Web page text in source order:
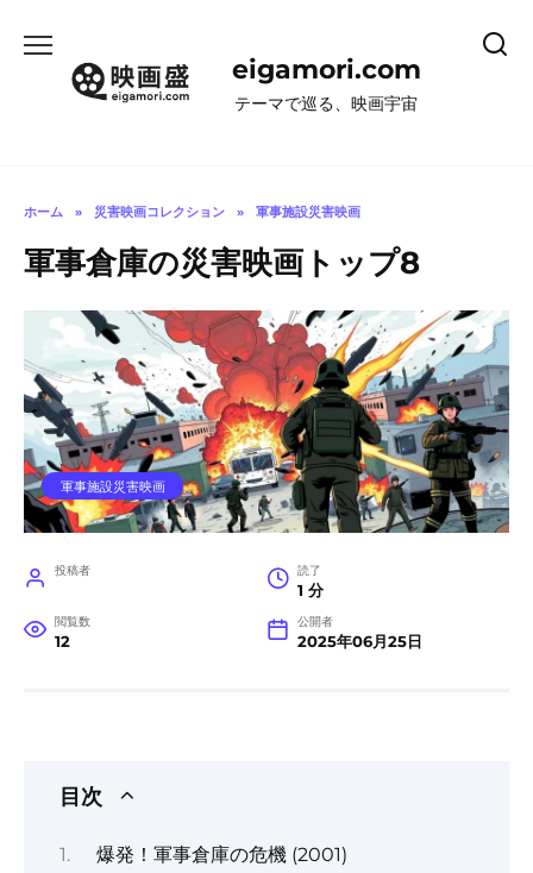
eigamori.com
テーマで巡る、映画宇宙
ホーム » 災害映画コレクション » 軍事施設災害映画
軍事倉庫の災害映画トップ8
軍事施設災害映画
投稿者 読了
1 分
閲覧数
12
公開者
2025年06月25日
目次
爆発！軍事倉庫の危機 (2001)